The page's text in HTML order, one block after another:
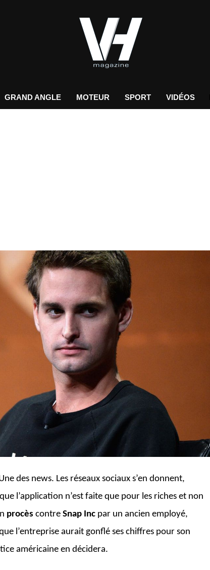
GRAND ANGLE MOTEUR SPORT VIDÉOS
des news. Les réseaux sociaux s’en donnent,
l’application n’est faite que pour les riches et non
procès contre Snap Inc par un ancien employé,
l’entreprise aurait gonflé ses chiffres pour son
américaine en décidera.